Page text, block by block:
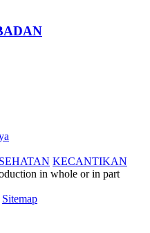
KECANTIKAN
in whole or in part
Sitemap